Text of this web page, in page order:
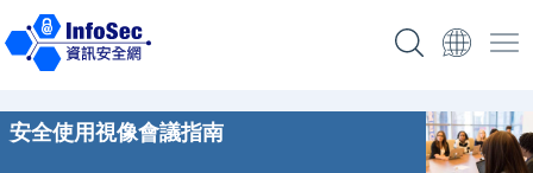
安全使用視像會議指南